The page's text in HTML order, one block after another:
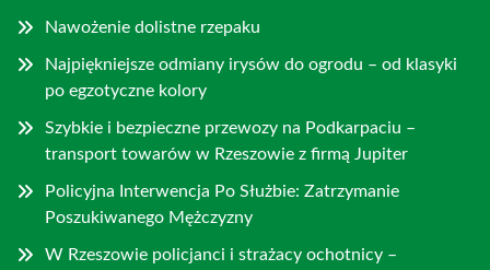
Nawożenie dolistne rzepaku
Najpiękniejsze odmiany irysów do ogrodu – od klasyki
po egzotyczne kolory
Szybkie i bezpieczne przewozy na Podkarpaciu –
transport towarów w Rzeszowie z firmą Jupiter
Policyjna Interwencja Po Służbie: Zatrzymanie
Poszukiwanego Mężczyzny
W Rzeszowie policjanci i strażacy ochotnicy –